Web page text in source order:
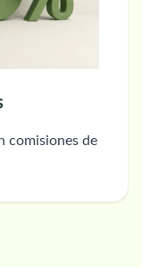
comisiones de